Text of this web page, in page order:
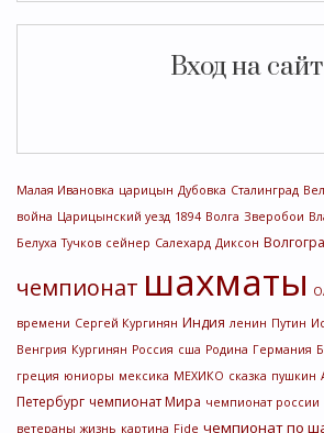
Вход на сайт
Малая Ивановка царицын Дубовка Сталинград
война Царицынский уезд 1894 Волга Зверобои
Белуха Тучков сейнер Салехард Диксон
чемпионат шахматы
времени Сергей Кургинян Индия ленин Путин
Венгрия Кургинян Россия сша Родина Германия
греция юниоры мексика МЕХИКО сказка пушкин
Петербург чемпионат Мира чемпионат россии
ветераны жизнь картина Fide чемпионат по